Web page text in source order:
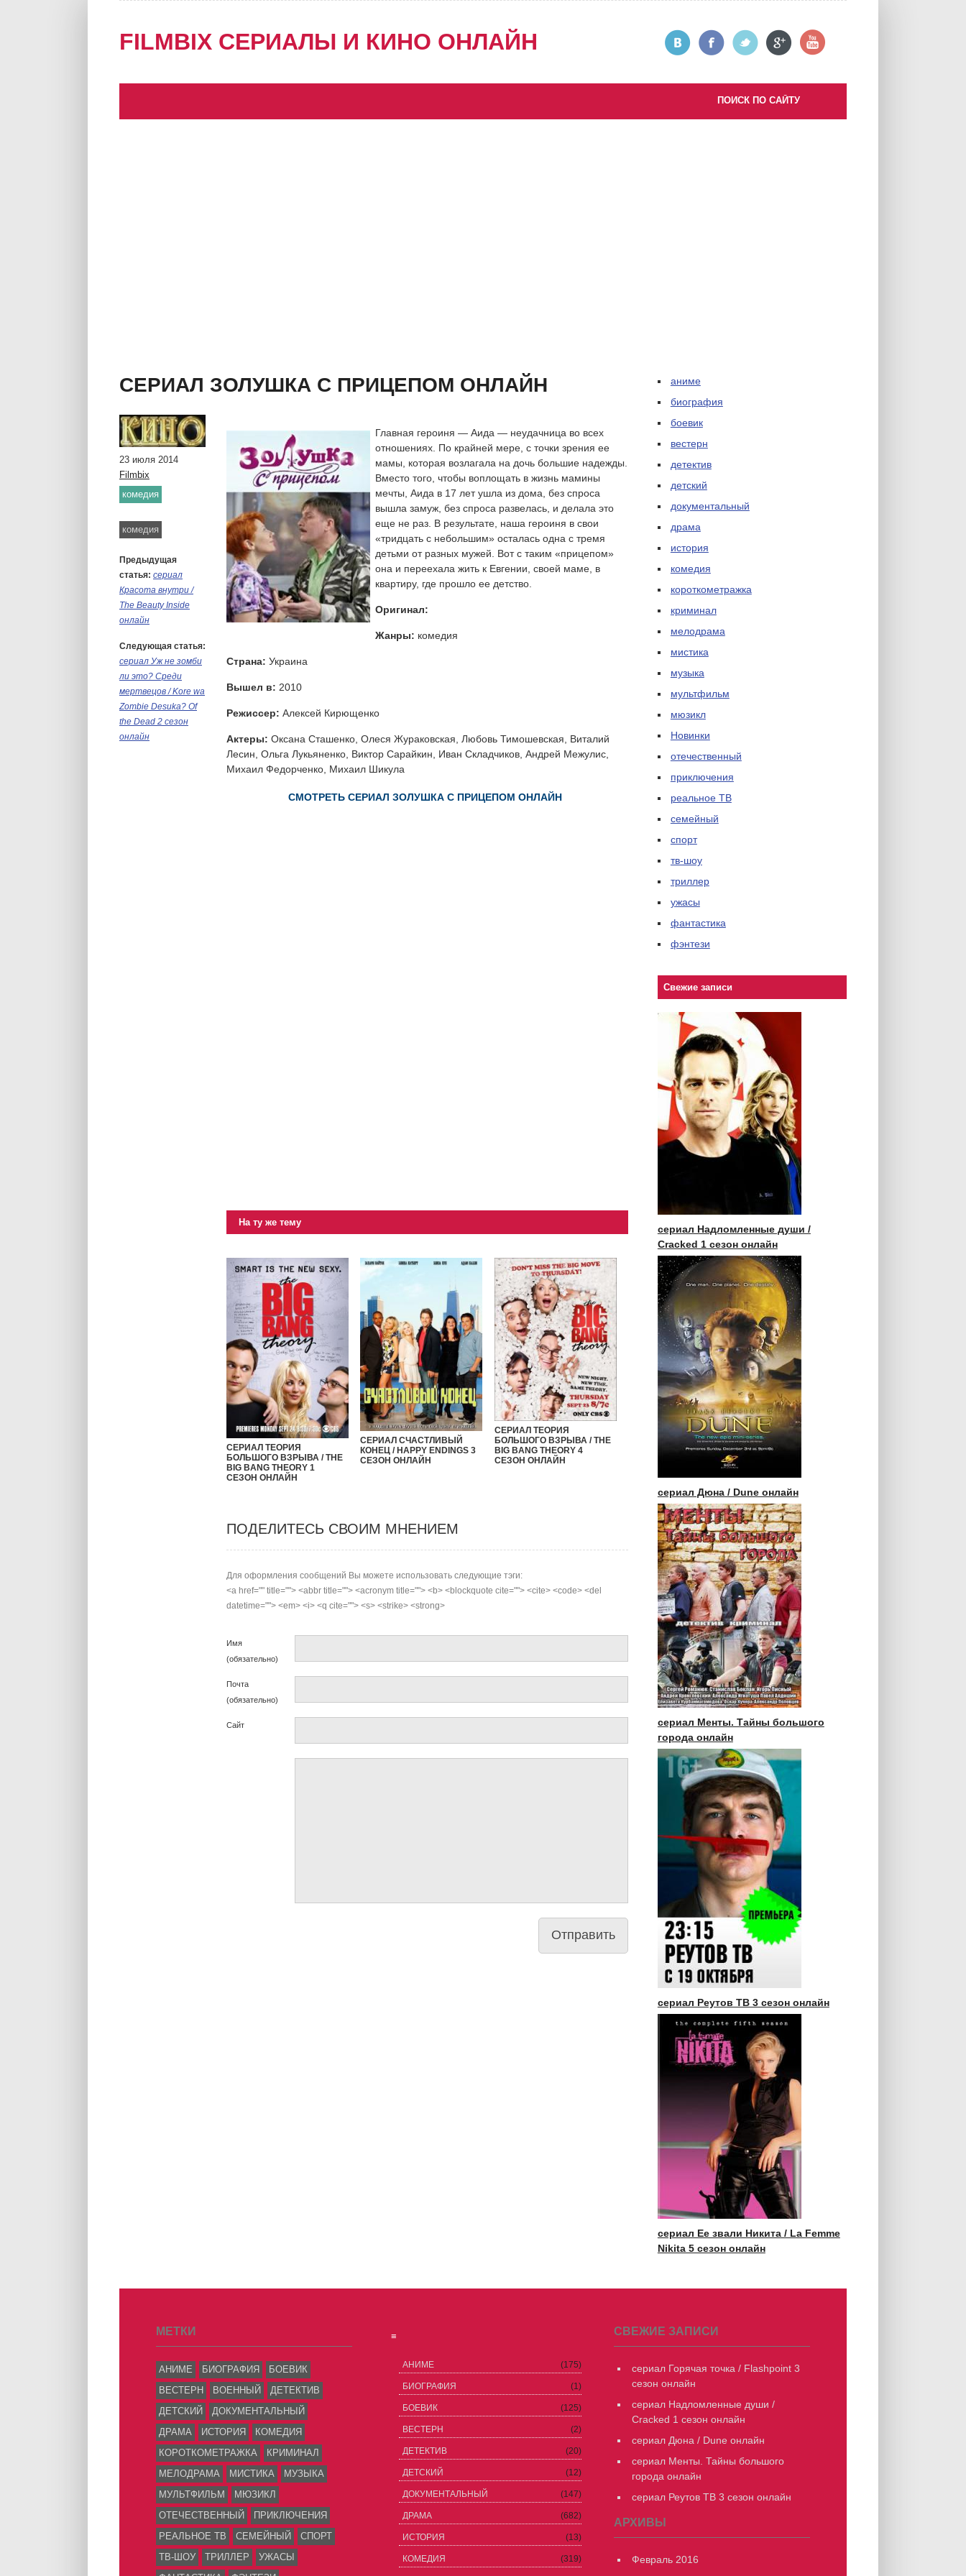
FILMBIX СЕРИАЛЫ И КИНО ОНЛАЙН
сериал Холостяк (рус.) 1 сезон онлайн
СЕРИАЛ ЗОЛУШКА С ПРИЦЕПОМ ОНЛАЙН
23 июля 2014
Filmbix
комедия
комедия
Предыдущая
статья: сериал
Красота внутри /
The Beauty Inside
онлайн
Следующая статья:
сериал Уж не зомби
ли это? Среди
мертвецов / Kore wa
Zombie Desuka? Of
the Dead 2 сезон
онлайн
Главная героиня — Аида — неудачница во всех
отношениях. По крайней мере, с точки зрения ее
мамы, которая возлагала на дочь большие надежды.
Вместо того, чтобы воплощать в жизнь мамины
мечты, Аида в 17 лет ушла из дома, без спроса
вышла замуж, без спроса развелась, и делала это
еще не раз. В результате, наша героиня в свои
«тридцать с небольшим» осталась одна с тремя
детьми от разных мужей. Вот с таким «прицепом»
она и переехала жить к Евгении, своей маме, в
квартиру, где прошло ее детство.
Оригинал:
Жанры: комедия
Страна: Украина
Вышел в: 2010
Режиссер: Алексей Кирющенко
Актеры: Оксана Сташенко, Олеся Жураковская, Любовь Тимошевская, Виталий
Лесин, Ольга Лукьяненко, Виктор Сарайкин, Иван Складчиков, Андрей Межулис,
Михаил Федорченко, Михаил Шикула
СМОТРЕТЬ СЕРИАЛ ЗОЛУШКА С ПРИЦЕПОМ ОНЛАЙН
На ту же тему
СЕРИАЛ ТЕОРИЯ
БОЛЬШОГО ВЗРЫВА / THE
BIG BANG THEORY 1
СЕЗОН ОНЛАЙН
СЕРИАЛ СЧАСТЛИВЫЙ
КОНЕЦ / HAPPY ENDINGS 3
СЕЗОН ОНЛАЙН
СЕРИАЛ ТЕОРИЯ
БОЛЬШОГО ВЗРЫВА / THE
BIG BANG THEORY 4
СЕЗОН ОНЛАЙН
ПОДЕЛИТЕСЬ СВОИМ МНЕНИЕМ
Для оформления сообщений Вы можете использовать следующие тэги:
<a href="" title=""> <abbr title=""> <acronym title=""> <b> <blockquote cite=""> <cite> <code> <del
datetime=""> <em> <i> <q cite=""> <s> <strike> <strong>
Имя
(обязательно)
Почта
(обязательно)
Сайт
аниме
биография
боевик
вестерн
детектив
детский
документальный
драма
история
комедия
короткометражка
криминал
мелодрама
мистика
музыка
мультфильм
мюзикл
Новинки
отечественный
приключения
реальное ТВ
семейный
спорт
тв-шоу
триллер
ужасы
фантастика
фэнтези
Свежие записи
сериал Надломленные души /
Cracked 1 сезон онлайн
сериал Дюна / Dune онлайн
сериал Менты. Тайны большого
города онлайн
сериал Реутов ТВ 3 сезон онлайн
сериал Ее звали Никита / La Femme
Nikita 5 сезон онлайн
МЕТКИ
АНИМЕ БИОГРАФИЯ
БОЕВИК
ВЕСТЕРН
ВОЕННЫЙ
ДЕТЕКТИВ
ДЕТСКИЙ
ДОКУМЕНТАЛЬНЫЙ
ДРАМА
ИСТОРИЯ
КОМЕДИЯ
КОРОТКОМЕТРАЖКА
КРИМИНАЛ
МЕЛОДРАМА
МИСТИКА
МУЗЫКА
МУЛЬТФИЛЬМ
МЮЗИКЛ
ОТЕЧЕСТВЕННЫЙ
ПРИКЛЮЧЕНИЯ
РЕАЛЬНОЕ ТВ
СЕМЕЙНЫЙ
СПОРТ
ТВ-ШОУ
ТРИЛЛЕР
УЖАСЫ
≡
АНИМЕ (175)
БИОГРАФИЯ (1)
БОЕВИК (125)
ВЕСТЕРН (2)
ДЕТЕКТИВ (20)
ДЕТСКИЙ (12)
ДОКУМЕНТАЛЬНЫЙ (147)
ДРАМА (682)
ИСТОРИЯ (13)
КОМЕДИЯ (319)
СВЕЖИЕ ЗАПИСИ
сериал Горячая точка / Flashpoint 3
сезон онлайн
сериал Надломленные души /
Cracked 1 сезон онлайн
сериал Дюна / Dune онлайн
сериал Менты. Тайны большого
города онлайн
сериал Реутов ТВ 3 сезон онлайн
АРХИВЫ
Февраль 2016